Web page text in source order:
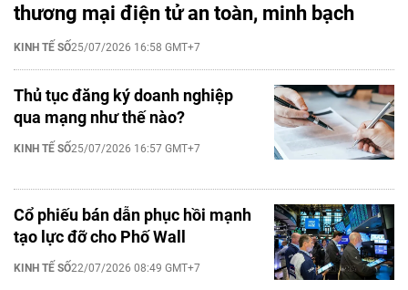
thương mại điện tử an toàn, minh bạch
KINH TẾ SỐ25/07/2026 16:58 GMT+7
Thủ tục đăng ký doanh nghiệp
qua mạng như thế nào?
KINH TẾ SỐ25/07/2026 16:57 GMT+7
Cổ phiếu bán dẫn phục hồi mạnh
tạo lực đỡ cho Phố Wall
KINH TẾ SỐ22/07/2026 08:49 GMT+7